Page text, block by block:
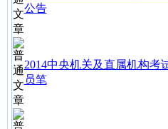
公告
2014中央机关及直属机构考
员笔